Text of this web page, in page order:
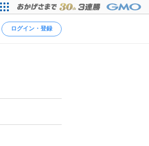
ログイン・登録